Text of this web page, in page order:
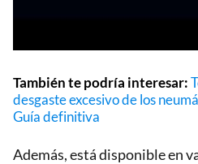
También te podría interesar:
desgaste excesivo de los
Guía definitiva
Además, está disponible en